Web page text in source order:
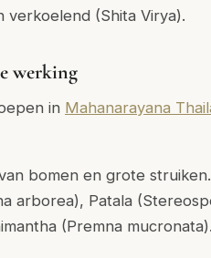
(Shita Virya).
werking
in Mahanarayana
bomen en grote
arborea), Patala
(Premna mucronata).